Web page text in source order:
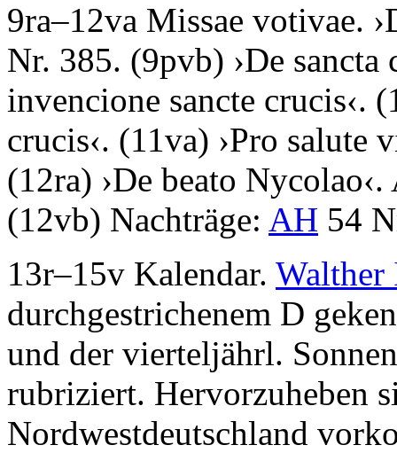
9ra–12va Missae votivae. ›
Nr. 385. (9pvb) ›De sancta
invencione sancte crucis‹.
crucis‹. (11va) ›Pro salute
(12ra) ›De beato Nycolao
(12vb) Nachträge: AH 54
13r–15v Kalendar. Walther
durchgestrichenem D
und der vierteljährl.
rubriziert. Hervorzuheben
Nordwestdeutschland